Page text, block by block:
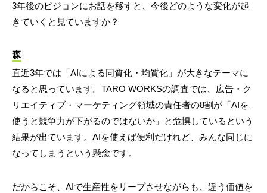
3年後のビジョンにお話を移すと、今後どのような変化が起
きていくと見ていますか？
森
直近3年では「AIによる同質化・均質化」が大きなテーマに
なると思っています。TARO WORKSの調査では、広告・ク
リエイティブ・マーケティング領域の責任者の8割が「AIを
使うと競争力が下がるのではないか」
と危惧しているという
結果が出ています。AIを使えば便利だけれど、みんな同じに
なってしまうという懸念です。
だからこそ、AIで生産性をリープさせながらも、違う価値を